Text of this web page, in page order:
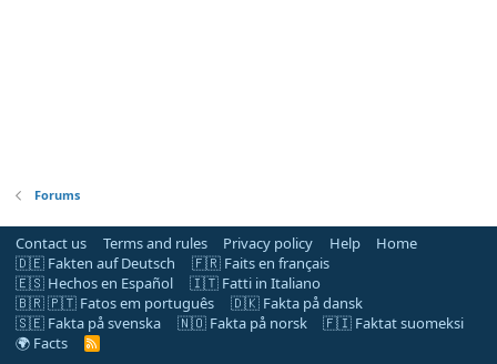
Forums
Contact us Terms and rules Privacy policy Help
Home
🇩🇪 Fakten auf Deutsch
🇫🇷 Faits en français
🇪🇸 Hechos en Español
🇮🇹 Fatti in Italiano
🇧🇷 🇵🇹 Fatos em português
🇩🇰 Fakta på dansk
🇸🇪 Fakta på svenska
🇳🇴 Fakta på norsk
🇫🇮 Faktat suomeksi
🌍 Facts
R